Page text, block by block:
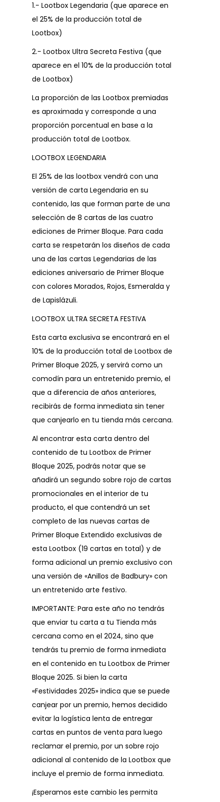
1.- Lootbox Legendaria (que aparece en
el 25% de la producción total de
Lootbox)
2.- Lootbox Ultra Secreta Festiva (que
aparece en el 10% de la producción total
de Lootbox)
La proporción de las Lootbox premiadas
es aproximada y corresponde a una
proporción porcentual en base a la
producción total de Lootbox.
LOOTBOX LEGENDARIA
El 25% de las lootbox vendrá con una
versión de carta Legendaria en su
contenido, las que forman parte de una
selección de 8 cartas de las cuatro
ediciones de Primer Bloque. Para cada
carta se respetarán los diseños de cada
una de las cartas Legendarias de las
ediciones aniversario de Primer Bloque
con colores Morados, Rojos, Esmeralda y
de Lapislázuli.
LOOTBOX ULTRA SECRETA FESTIVA
Esta carta exclusiva se encontrará en el
10% de la producción total de Lootbox de
Primer Bloque 2025, y servirá como un
comodín para un entretenido premio, el
que a diferencia de años anteriores,
recibirás de forma inmediata sin tener
que canjearlo en tu tienda más cercana.
Al encontrar esta carta dentro del
contenido de tu Lootbox de Primer
Bloque 2025, podrás notar que se
añadirá un segundo sobre rojo de cartas
promocionales en el interior de tu
producto, el que contendrá un set
completo de las nuevas cartas de
Primer Bloque Extendido exclusivas de
esta Lootbox (19 cartas en total) y de
forma adicional un premio exclusivo con
una versión de «Anillos de Badbury» con
un entretenido arte festivo.
IMPORTANTE: Para este año no tendrás
que enviar tu carta a tu Tienda más
cercana como en el 2024, sino que
tendrás tu premio de forma inmediata
en el contenido en tu Lootbox de Primer
Bloque 2025. Si bien la carta
«Festividades 2025» indica que se puede
canjear por un premio, hemos decidido
evitar la logística lenta de entregar
cartas en puntos de venta para luego
reclamar el premio, por un sobre rojo
adicional al contenido de la Lootbox que
incluye el premio de forma inmediata.
¡Esperamos este cambio les permita